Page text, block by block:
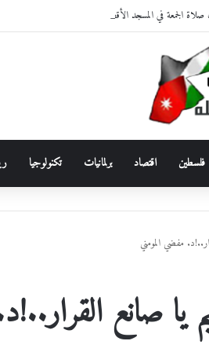
فلسطين اقتصاد برلمانيات تكنولوجيا
مفضي المومني
يا صانع